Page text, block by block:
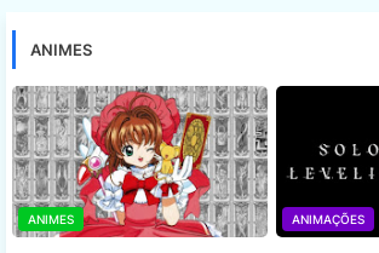
ANIMES
ANIMES ANIMAÇÕES